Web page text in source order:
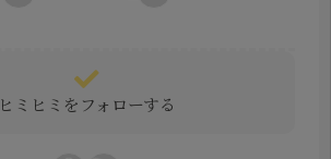
ヒミヒミをフォローする